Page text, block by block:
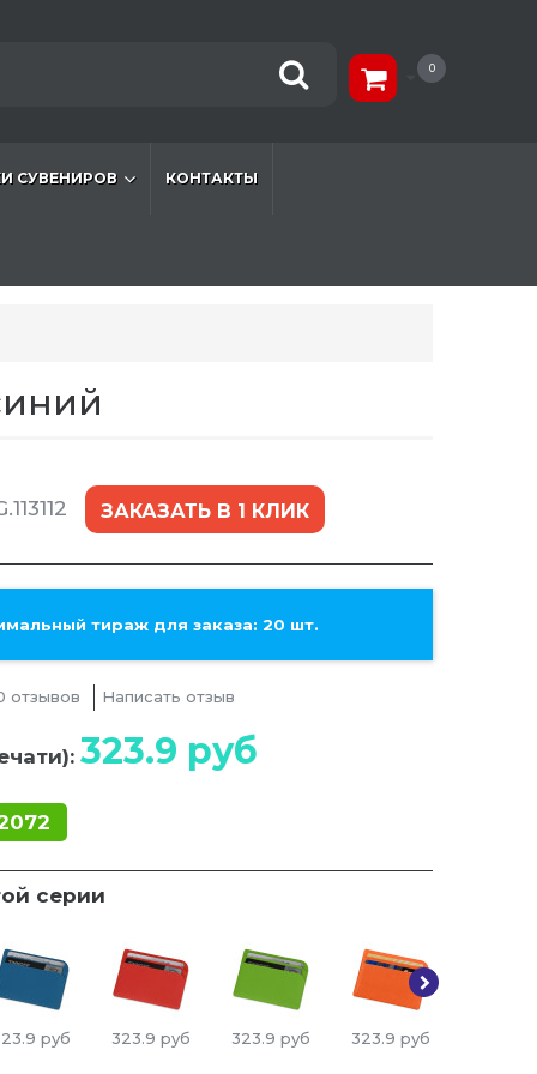
0
СУВЕНИРОВ КОНТАКТЫ
ЗАКАЗАТЬ В 1 КЛИК
тираж для заказа: 20 шт.
отзывов Написать отзыв
323.9 руб
серии
руб 323.9 руб 323.9 руб 323.9 руб